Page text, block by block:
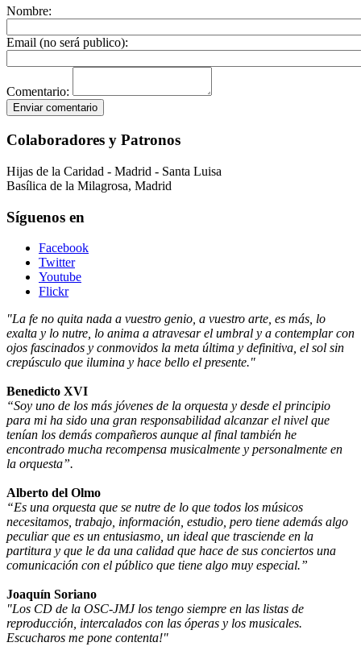
Nombre:
Email (no será publico):
Comentario:
Colaboradores y Patronos
Hijas de la Caridad - Madrid - Santa Luisa
Basílica de la Milagrosa, Madrid
Síguenos en
Facebook
Twitter
Youtube
Flickr
"La fe no quita nada a vuestro genio, a vuestro arte, es más, lo
exalta y lo nutre, lo anima a atravesar el umbral y a contemplar con
ojos fascinados y conmovidos la meta última y definitiva, el sol sin
crepúsculo que ilumina y hace bello el presente."
Benedicto XVI
“Soy uno de los más jóvenes de la orquesta y desde el principio
para mi ha sido una gran responsabilidad alcanzar el nivel que
tenían los demás compañeros aunque al final también he
encontrado mucha recompensa musicalmente y personalmente en
la orquesta”.
Alberto del Olmo
“Es una orquesta que se nutre de lo que todos los músicos
necesitamos, trabajo, información, estudio, pero tiene además algo
peculiar que es un entusiasmo, un ideal que trasciende en la
partitura y que le da una calidad que hace de sus conciertos una
comunicación con el público que tiene algo muy especial.”
Joaquín Soriano
"Los CD de la OSC-JMJ los tengo siempre en las listas de
reproducción, intercalados con las óperas y los musicales.
Escucharos me pone contenta!"